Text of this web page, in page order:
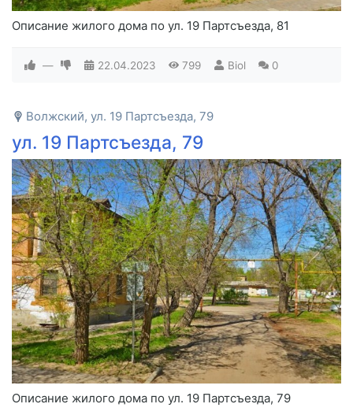
Описание жилого дома по ул. 19 Партсъезда, 81
— 22.04.2023 799 Biol 0
Волжский, ул. 19 Партсъезда, 79
ул. 19 Партсъезда, 79
Описание жилого дома по ул. 19 Партсъезда, 79